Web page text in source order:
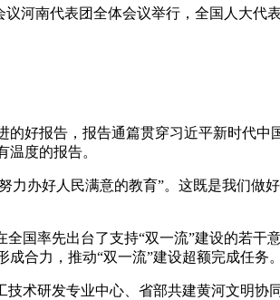
南代表团全体会议举行，全国人大代
好报告，报告通篇贯穿习近平新时代中
度的报告。
办好人民满意的教育”。这既是我们做
国率先出台了支持“双一流”建设的若干
合力，推动“双一流”建设超额完成任务。
术研发专业中心、省部共建黄河文明协